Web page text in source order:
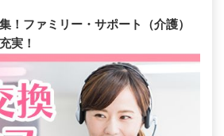
！ファミリー・サポート（介護）
実！